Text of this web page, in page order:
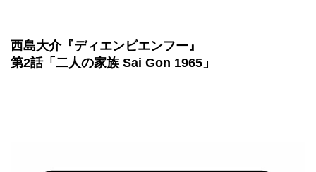
西島大介『ディエンビエンフー』
第2話「二人の家族 Sai Gon 1965」